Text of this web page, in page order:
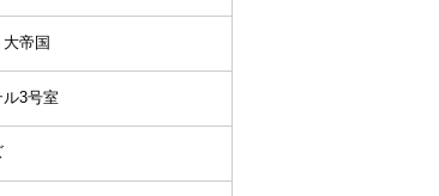
大帝国
ル3号室